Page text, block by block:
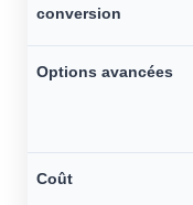
conversion
Options avancées
Coût